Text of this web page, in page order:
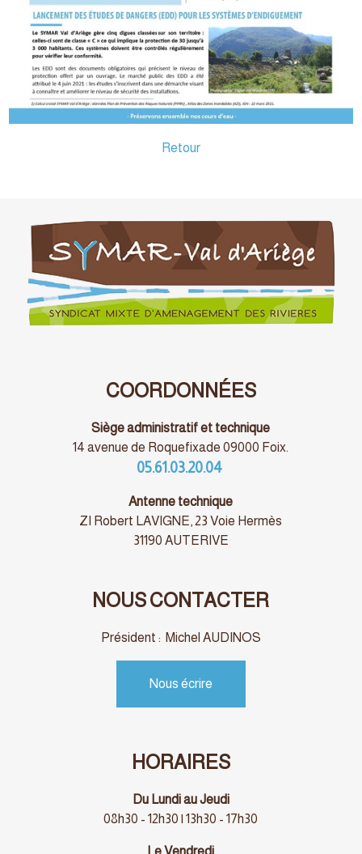
Retour
COORDONNÉES
Siège administratif et technique
14 avenue de Roquefixade 09000 Foix.
05.61.03.20.04
Antenne technique
ZI Robert LAVIGNE, 23 Voie Hermès
31190 AUTERIVE
NOUS CONTACTER
Président : Michel AUDINOS
Nous écrire
HORAIRES
Du Lundi au Jeudi
08h30 - 12h30 | 13h30 - 17h30